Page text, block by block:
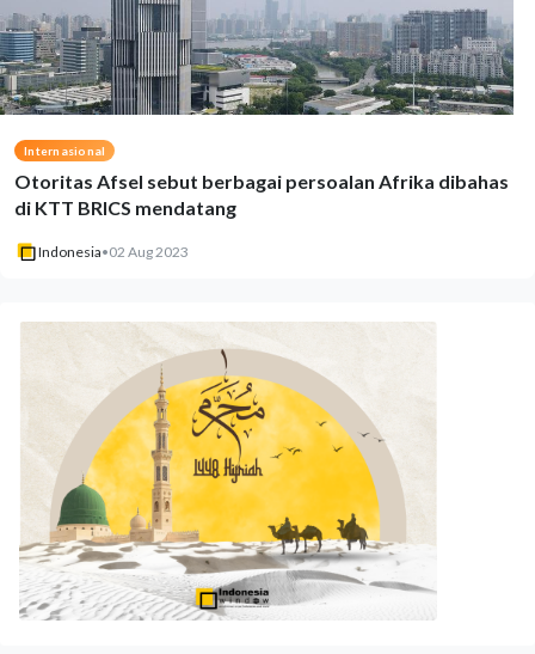
Internasional
Otoritas Afsel sebut berbagai persoalan Afrika dibahas
di KTT BRICS mendatang
Indonesia•02 Aug 2023